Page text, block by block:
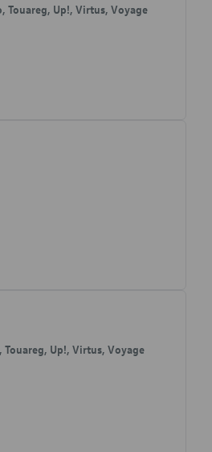
Touareg, Up!, Virtus, Voyage
Touareg, Up!, Virtus, Voyage